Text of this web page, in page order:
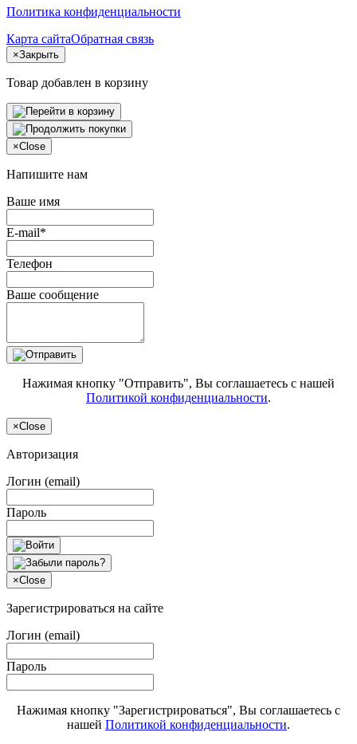
Политика конфиденциальности
Карта сайтаОбратная связь
×Закрыть
Товар добавлен в корзину
×Close
Напишите нам
Ваше имя
E-mail*
Телефон
Ваше сообщение
Нажимая кнопку "Отправить", Вы соглашаетесь с нашей
Политикой конфиденциальности.
×Close
Авторизация
Логин (email)
Пароль
×Close
Зарегистрироваться на сайте
Логин (email)
Пароль
Нажимая кнопку "Зарегистрироваться", Вы соглашаетесь с
нашей Политикой конфиденциальности.